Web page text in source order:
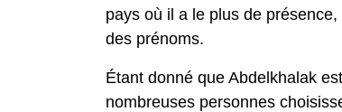
pays où il a le plus de
des prénoms.
Étant donné que Abdelkhalak
nombreuses personnes